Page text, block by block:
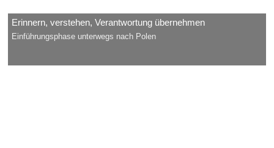
Erinnern, verstehen, Verantwortung übernehmen
Einführungsphase unterwegs nach Polen